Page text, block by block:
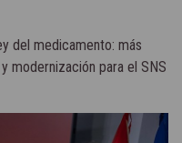
del medicamento: más
modernización para el SNS